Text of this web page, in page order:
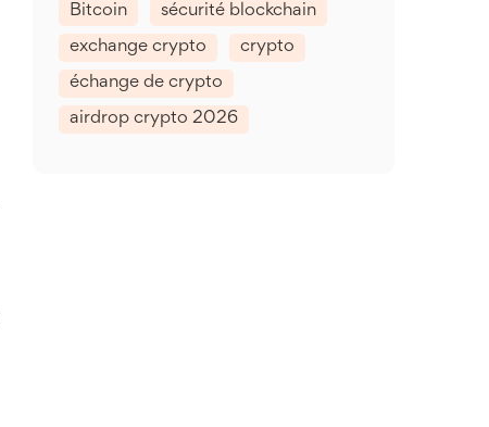
Bitcoin sécurité blockchain
exchange crypto crypto
échange de crypto
airdrop crypto 2026